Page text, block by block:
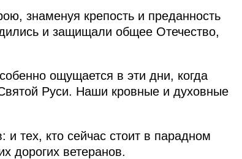
знаменуя крепость и преданность
и защищали общее Отечество,
ощущается в эти дни, когда
Руси. Наши кровные и духовные
тех, кто сейчас стоит в парадном
дорогих ветеранов.